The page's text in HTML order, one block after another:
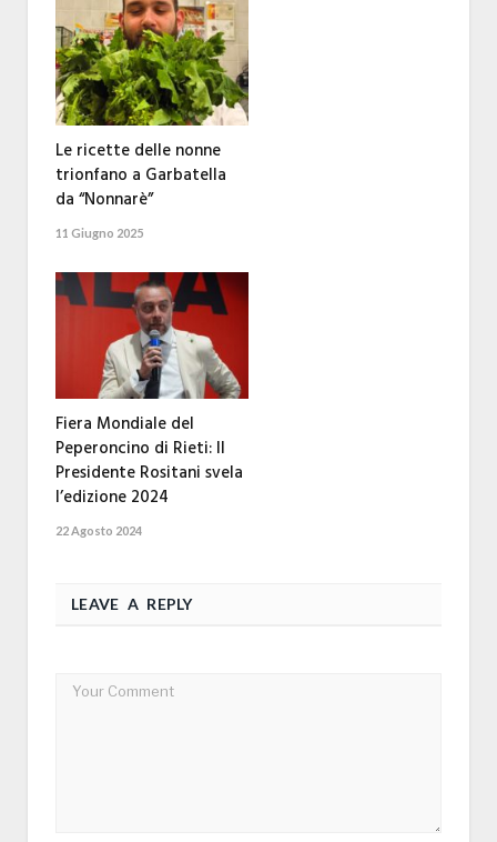
Le ricette delle nonne
trionfano a Garbatella
da “Nonnarè”
11 Giugno 2025
Fiera Mondiale del
Peperoncino di Rieti: Il
Presidente Rositani svela
l’edizione 2024
22 Agosto 2024
LEAVE A REPLY